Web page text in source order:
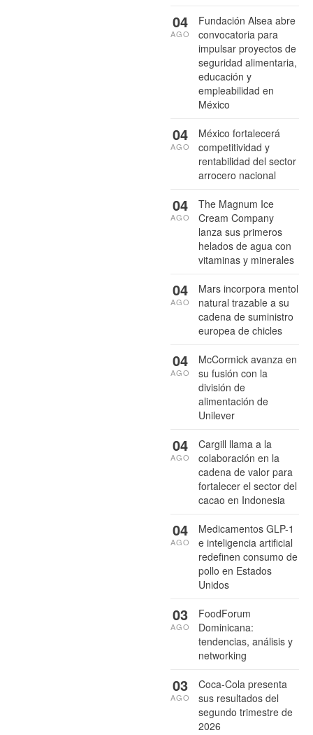
Fundación Alsea abre
convocatoria para
impulsar proyectos de
seguridad alimentaria,
educación y
empleabilidad en
México
04
AGO
México fortalecerá
competitividad y
rentabilidad del sector
arrocero nacional
04
AGO
The Magnum Ice
Cream Company
lanza sus primeros
helados de agua con
vitaminas y minerales
04
AGO
Mars incorpora mentol
natural trazable a su
cadena de suministro
europea de chicles
04
AGO
McCormick avanza en
su fusión con la
división de
alimentación de
Unilever
04
AGO
Cargill llama a la
colaboración en la
cadena de valor para
fortalecer el sector del
cacao en Indonesia
04
AGO
Medicamentos GLP-1
e inteligencia artificial
redefinen consumo de
pollo en Estados
Unidos
04
AGO
FoodForum
Dominicana:
tendencias, análisis y
networking
03
AGO
Coca-Cola presenta
sus resultados del
segundo trimestre de
2026
03
AGO